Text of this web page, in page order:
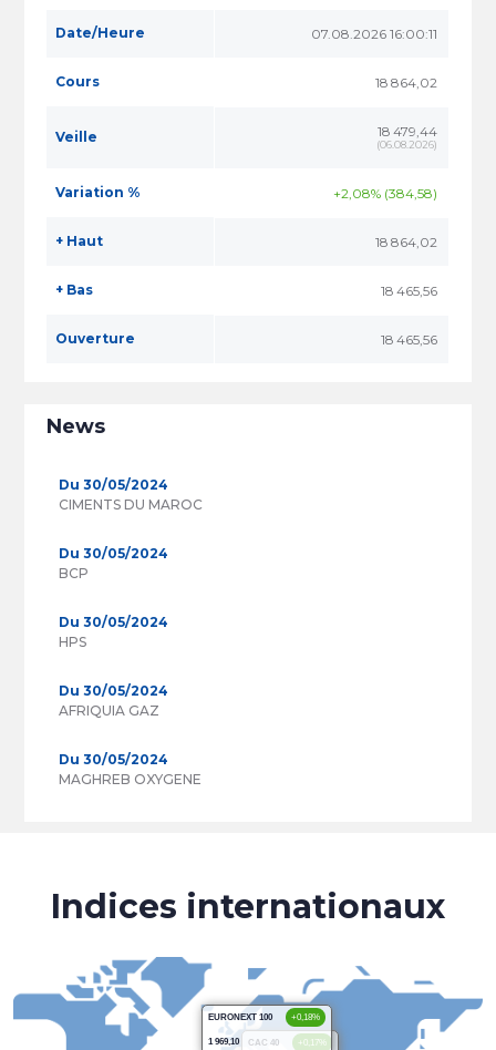
Date/Heure 07.08.2026 16:00:11
Cours 18 864,02
Veille 18 479,44
(06.08.2026)
Variation % +2,08% (384,58)
+ Haut 18 864,02
+ Bas 18 465,56
Ouverture 18 465,56
News
Du 30/05/2024
CIMENTS DU MAROC
Du 30/05/2024
BCP
Du 30/05/2024
HPS
Du 30/05/2024
AFRIQUIA GAZ
Du 30/05/2024
MAGHREB OXYGENE
Indices internationaux
CAC 40 +0,17%
EURONEXT 100 +0,18%
1 969,10